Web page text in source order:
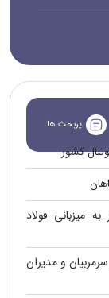
پربحث ها
کشور
میزبانی فولاد
و مدیران